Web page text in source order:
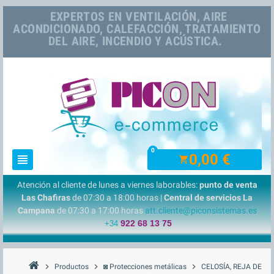
EXPERTOS EN VENTILACIÓN, AIRE
ACONDICIONADO, CALEFACCIÓN, TRATAMIENTO
DEL AIRE, INCENDIO Y ACÚSTICA.
view_headline shopping_cart0,00 €
0
Atención al cliente de lunes a viernes laborables:punto de venta
Las Chafirasde 07:30 a 18:00 horas |Central de servicios La
Campanade 07:30 a 17:00 horasatt.cliente@piconsistemas.es
+34 922 68 13 75
chevron_right Productos chevron_right ◙ Protecciones metálicas chevron_right CELOSÍA, REJA DE